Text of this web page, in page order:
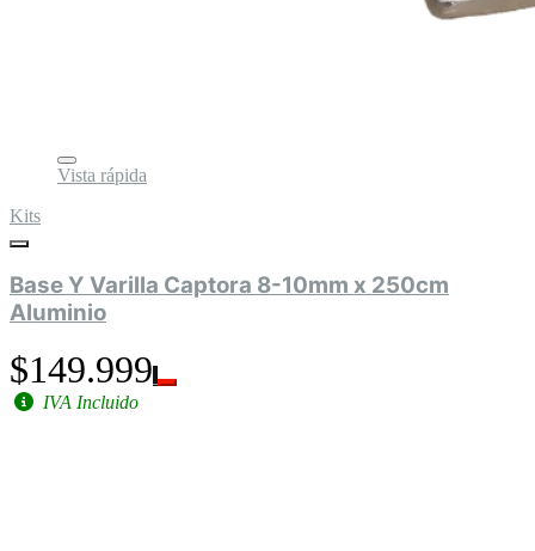
Vista rápida
Kits
Base Y Varilla Captora 8-10mm x 250cm
Aluminio
$149.999
IVA Incluido